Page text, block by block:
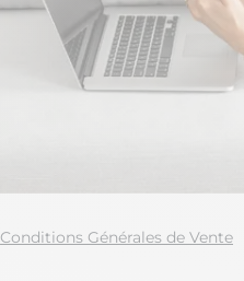
Conditions Générales de Vente